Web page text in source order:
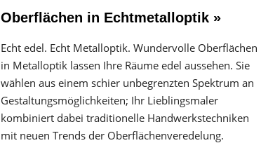
Oberflächen in Echtmetalloptik »
Echt edel. Echt Metalloptik. Wundervolle Oberflächen
in Metalloptik lassen Ihre Räume edel aussehen. Sie
wählen aus einem schier unbegrenzten Spektrum an
Gestaltungs­möglichkeiten; Ihr Lieblingsmaler
kombiniert dabei traditionelle Handwerks­techniken
mit neuen Trends der Oberflächen­veredelung.